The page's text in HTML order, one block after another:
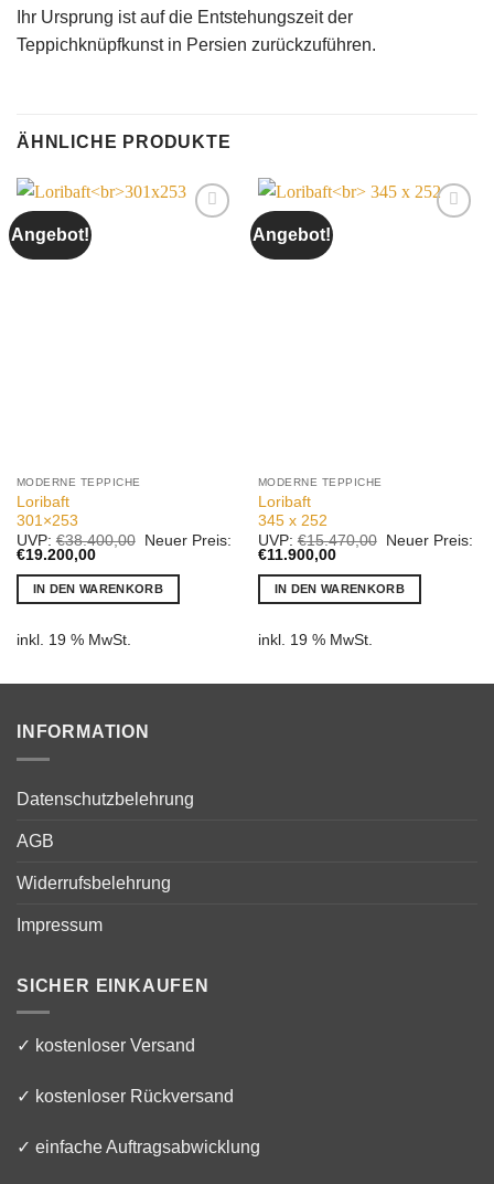
Ihr Ursprung ist auf die Entstehungszeit der
Teppichknüpfkunst in Persien zurückzuführen.
ÄHNLICHE PRODUKTE
Angebot!
MODERNE TEPPICHE
Loribaft
301×253
UVP: €38.400,00
Ursprünglicher
€38.400,00
Neuer Preis:
€19.200,00Aktueller
ist:
€19.200,00.
IN DEN WARENKORB
inkl. 19 % MwSt.
Angebot!
MODERNE TEPPICHE
Loribaft
345 x 252
UVP: €15.470,00
Ursprünglicher
€15.470,00
Neuer Preis:
€11.900,00Aktueller
ist:
€11.900,00.
IN DEN WARENKORB
inkl. 19 % MwSt.
INFORMATION
Datenschutzbelehrung
AGB
Widerrufsbelehrung
Impressum
SICHER EINKAUFEN
✓ kostenloser Versand
✓ kostenloser Rückversand
✓ einfache Auftragsabwicklung